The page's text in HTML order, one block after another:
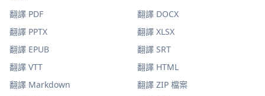
翻譯 PDF
翻譯 DOCX
翻譯 PPTX
翻譯 XLSX
翻譯 EPUB
翻譯 SRT
翻譯 VTT
翻譯 HTML
翻譯 Markdown
翻譯 ZIP 檔案